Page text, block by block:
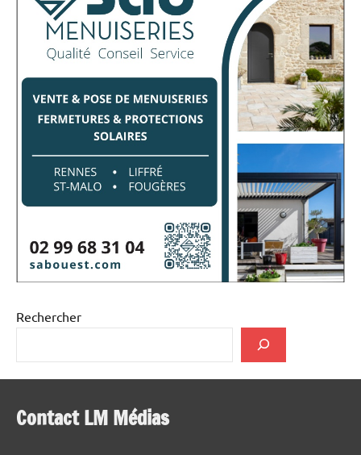
Rechercher
Contact LM Médias